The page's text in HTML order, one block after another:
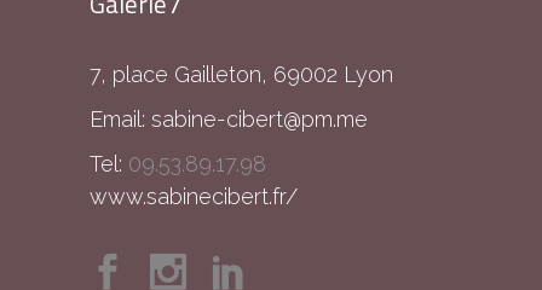
7, place Gailleton, 69002 Lyon
Email: sabine-cibert@pm.me
Tel: 09.53.89.17.98
www.sabinecibert.fr/